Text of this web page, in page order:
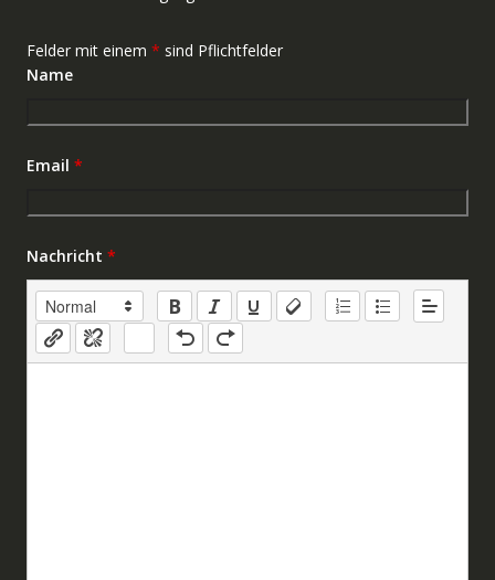
Felder mit einem * sind Pflichtfelder
Name
Email *
Nachricht *